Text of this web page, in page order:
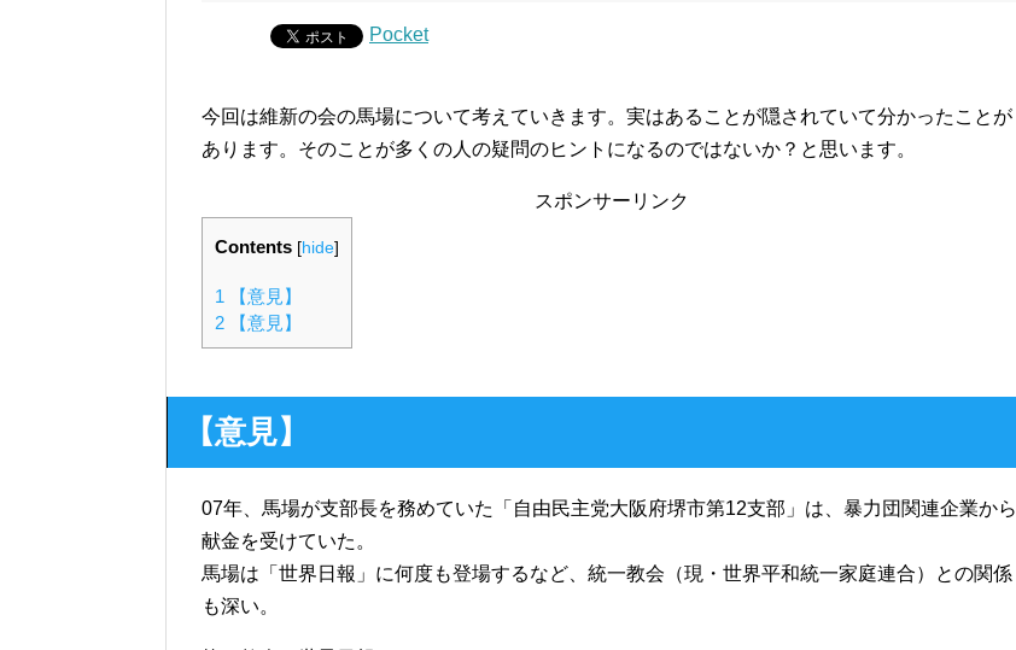
Pocket
今回は維新の会の馬場について考えていきます。実はあることが隠されていて分かったことが
あります。そのことが多くの人の疑問のヒントになるのではないか？と思います。
スポンサーリンク
Contents [hide]
1 【意見】
2 【意見】
【意見】
07年、馬場が支部長を務めていた「自由民主党大阪府堺市第12支部」は、暴力団関連企業から
献金を受けていた。
馬場は「世界日報」に何度も登場するなど、統一教会（現・世界平和統一家庭連合）との関係
も深い。